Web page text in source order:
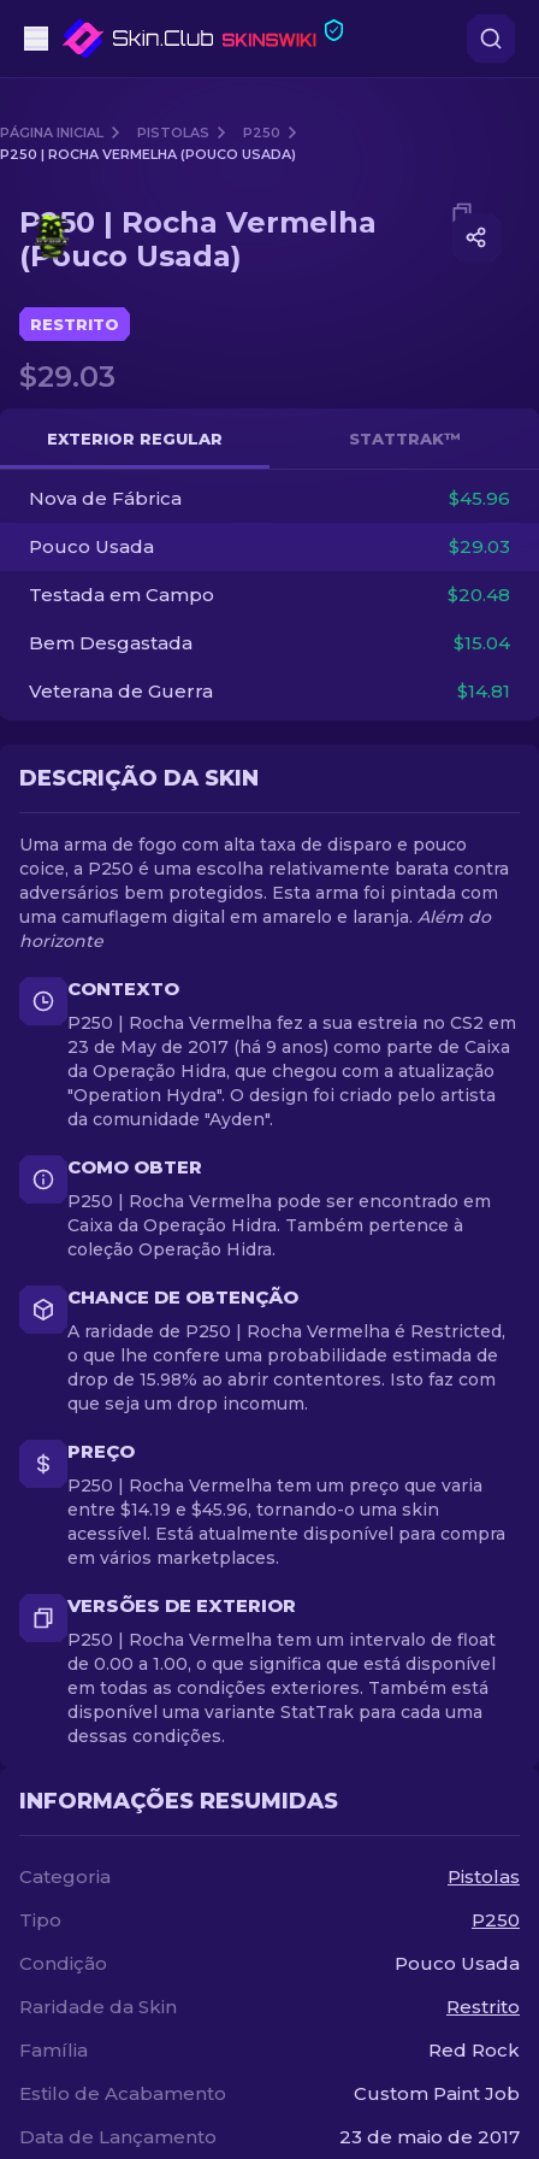
Nível intermédio
Rifles
Facas
Caixas
PT-BR
PÁGINA INICIAL PISTOLAS
P250
P250 | ROCHA VERMELHA (POUCO USADA)
Media of P250 | Rocha Vermelha (Pouco Usada)
P250 | Rocha Vermelha
(Pouco Usada)
RESTRITO
$29.03
EXTERIOR REGULAR STATTRAK™
Nova de Fábrica $45.96
Pouco Usada $29.03
Testada em Campo $20.48
Bem Desgastada $15.04
Veterana de Guerra $14.81
DESCRIÇÃO DA SKIN
Uma arma de fogo com alta taxa de disparo e pouco
coice, a P250 é uma escolha relativamente barata contra
adversários bem protegidos. Esta arma foi pintada com
uma camuflagem digital em amarelo e laranja. Além do
horizonte
CONTEXTO
P250 | Rocha Vermelha fez a sua estreia no CS2 em
23 de May de 2017 (há 9 anos) como parte de Caixa
da Operação Hidra, que chegou com a atualização
"Operation Hydra". O design foi criado pelo artista
da comunidade "Ayden".
COMO OBTER
P250 | Rocha Vermelha pode ser encontrado em
Caixa da Operação Hidra. Também pertence à
coleção Operação Hidra.
CHANCE DE OBTENÇÃO
A raridade de P250 | Rocha Vermelha é Restricted,
o que lhe confere uma probabilidade estimada de
drop de 15.98% ao abrir contentores. Isto faz com
que seja um drop incomum.
PREÇO
P250 | Rocha Vermelha tem um preço que varia
entre $14.19 e $45.96, tornando-o uma skin
acessível. Está atualmente disponível para compra
em vários marketplaces.
VERSÕES DE EXTERIOR
P250 | Rocha Vermelha tem um intervalo de float
de 0.00 a 1.00, o que significa que está disponível
em todas as condições exteriores. Também está
disponível uma variante StatTrak para cada uma
dessas condições.
INFORMAÇÕES RESUMIDAS
Categoria
Pistolas
Tipo
P250
Condição
Pouco Usada
Raridade da Skin
Restrito
Família
Red Rock
Estilo de Acabamento
Custom Paint Job
Data de Lançamento
23 de maio de 2017